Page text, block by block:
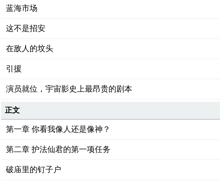
蓝海市场
这不是招安
在敌人的坟头
引援
演员就位，宇宙影史上最昂贵的剧本
正文
第一章 你看我像人还是像神？
第二章 护法仙君的第一项任务
破庙里的钉子户